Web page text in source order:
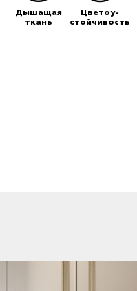
Дышащая
ткань
Цветоу-
стойчивость